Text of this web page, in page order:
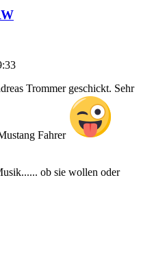
Trommer geschickt. Sehr
Fahrer
ob sie wollen oder